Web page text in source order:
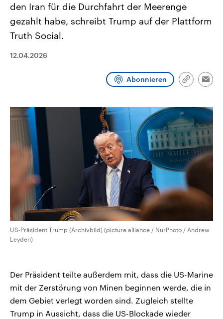
Bundesland von einer Koalition aus
CDU, SPD und FDP regiert.-
Umfragen, Prognosen,
Wahlprogramme, aktuelle Berichte
und Hintergründe zu den Parteien
Wahl.
mit großem Einfluss auf
aktuelle Weltgeschehen.
Sendungen
den Iran für ​die Durchfahrt ‌der Meerenge
gezahlt habe, schreibt Trump auf der Plattform
‌Truth ‌Social.
12.04.2026
Abonnieren
Link
US-Präsident Trump (Archivbild) (picture alliance / NurPhoto / Andrew
Leyden)
Der Präsident teilte außerdem mit, dass die US-Marine
mit der Zerstörung von Minen beginnen werde, die in
dem Gebiet verlegt worden sind. Zugleich stellte
Trump in Aussicht, dass die US-Blockade wieder